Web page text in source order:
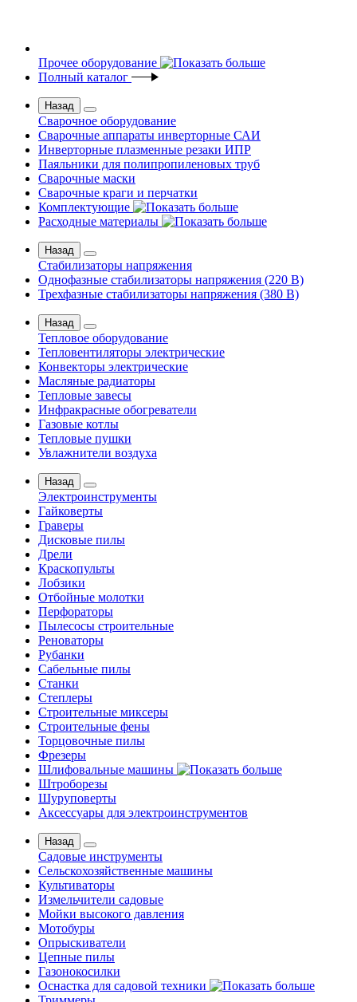
Прочее оборудование
Полный каталог
Назад
Сварочное оборудование
Сварочные аппараты инверторные САИ
Инверторные плазменные резаки ИПР
Паяльники для полипропиленовых труб
Сварочные маски
Сварочные краги и перчатки
Комплектующие
Расходные материалы
Назад
Стабилизаторы напряжения
Однофазные стабилизаторы напряжения (220 В)
Трехфазные стабилизаторы напряжения (380 В)
Назад
Тепловое оборудование
Тепловентиляторы электрические
Конвекторы электрические
Масляные радиаторы
Тепловые завесы
Инфракрасные обогреватели
Газовые котлы
Тепловые пушки
Увлажнители воздуха
Назад
Электроинструменты
Гайковерты
Граверы
Дисковые пилы
Дрели
Краскопульты
Лобзики
Отбойные молотки
Перфораторы
Пылесосы строительные
Реноваторы
Рубанки
Сабельные пилы
Станки
Степлеры
Строительные миксеры
Строительные фены
Торцовочные пилы
Фрезеры
Шлифовальные машины
Штроборезы
Шуруповерты
Аксессуары для электроинструментов
Назад
Садовые инструменты
Сельскохозяйственные машины
Культиваторы
Измельчители садовые
Мойки высокого давления
Мотобуры
Опрыскиватели
Цепные пилы
Газонокосилки
Оснастка для садовой техники